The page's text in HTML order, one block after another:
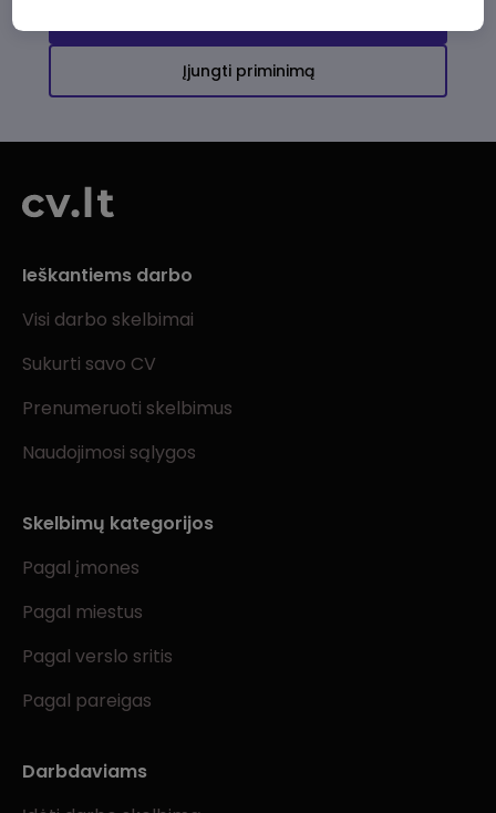
Įjungti priminimą
Ieškantiems darbo
Visi darbo skelbimai
Sukurti savo CV
Prenumeruoti skelbimus
Naudojimosi sąlygos
Skelbimų kategorijos
Pagal įmones
Pagal miestus
Pagal verslo sritis
Pagal pareigas
Darbdaviams